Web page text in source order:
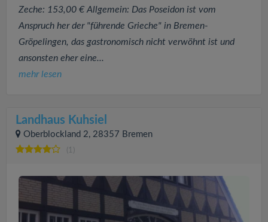
Zeche: 153,00 € Allgemein: Das Poseidon ist vom
Anspruch her der "führende Grieche" in Bremen-
Gröpelingen, das gastronomisch nicht verwöhnt ist und
ansonsten eher eine...
mehr lesen
Landhaus Kuhsiel
Oberblockland 2, 28357 Bremen
(1)